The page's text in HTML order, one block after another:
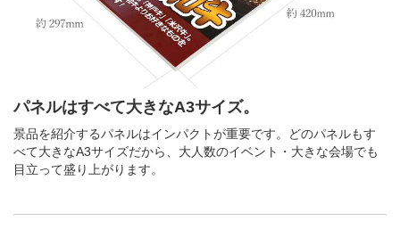
パネルはすべて大きなA3サイズ。
景品を紹介するパネルはインパクトが重要です。どのパネルもす
べて大きなA3サイズだから、大人数のイベント・大きな会場でも
目立って盛り上がります。